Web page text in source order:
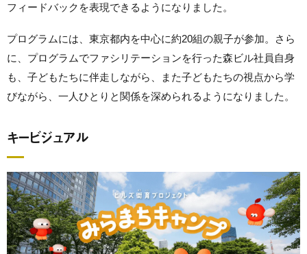
フィードバックを表現できるようになりました。
プログラムには、東京都内を中心に約20組の親子が参加。さら
に、プログラムでファシリテーションを行った森ビル社員自身
も、子どもたちに伴走しながら、また子どもたちの視点から学
びながら、一人ひとりと関係を深められるようになりました。
キービジュアル